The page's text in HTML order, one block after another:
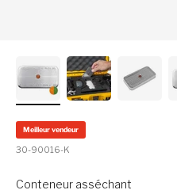
Meilleur vendeur
30-90016-K
Conteneur asséchant